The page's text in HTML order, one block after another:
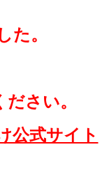
た。
さい。
公式サイト